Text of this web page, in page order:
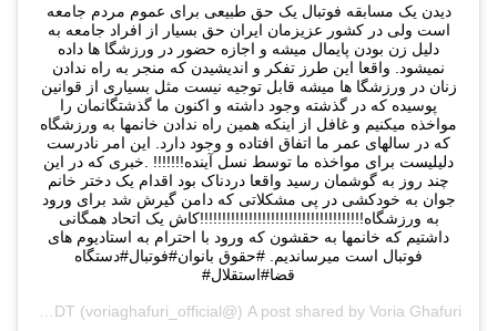
دیدن یک مسابقه فوتبال یک حق طبیعی برای عموم مردم جامعه
است ولی در کشور عزیزمان ایران حق بسیار از افراد جامعه به
دلیل زن بودن پایمال میشه و اجازه حضور در ورزشگا ها داده
نمیشود. واقعا این طرز تفکر و اندیشیدن که منجر به راه ندادن
زنان در ورزشگا ها میشه قابل توجیه نیست مثل بسیاری از قوانین
پوسیده که در گذشته وجود داشته و اکنون ما گذشتگانمان را
مواخذه میکنیم و غافل از اینکه همین راه ندادن خانمها به ورزشگاه
که در سالهای عمر ما اتفاق افتاده و وجود دارد. این امر نادرست
دلیلیست برای مواخذه ما توسط نسل آینده!!!!!!! .خبری که در این
چند روز به گوشمان رسید واقعا دردناک بود اقدام یک دختر خانم
جوان به خودکشی در پی مشکلاتی که دامن گیرش شد برای ورود
به ورزشگاه!!!!!!!!!!!!!!!!!!!!!!!!!!!!!!!!!!!!!کاش یک اتحاد همگانی
داشتیم که خانمها به حقشون که ورود با احترام به استادیوم های
فوتبال است میرساندیم. #حقوق بانوان#فوتبال#دستگاه
قضا#استقلال#
A post shared by Voria Ghafuri
(@voriaghafuri_official‏) on
Sep 6, 2019 at 8:59am PDT